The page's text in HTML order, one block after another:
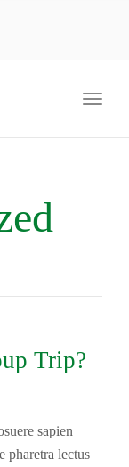
Trip?
sapien
pharetra lectus